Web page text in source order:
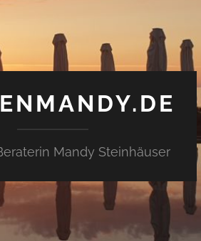
Mandy Steinhäuser